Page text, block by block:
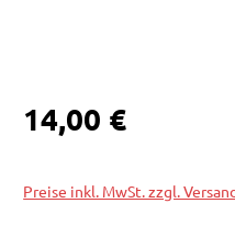
Regulärer Preis:
14,00 €
Preise inkl. MwSt. zzgl.